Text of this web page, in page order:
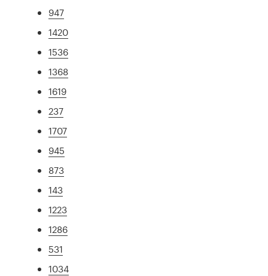
947
1420
1536
1368
1619
237
1707
945
873
143
1223
1286
531
1034